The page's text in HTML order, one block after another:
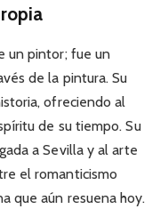
un pintor; fue un
de la pintura. Su
ofreciendo al
de su tiempo. Su
a Sevilla y al arte
el romanticismo
que aún resuena hoy.